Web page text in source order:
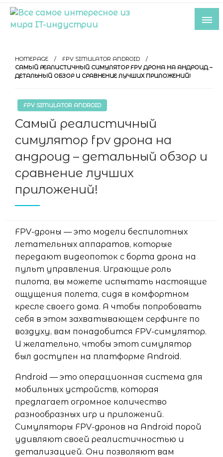
Skip
content
индустрии
HOMEPAGE
FPV SIMULATOR ANDROID
САМЫЙ РЕАЛИСТИЧНЫЙ СИМУЛЯТОР FPV ДРОНА НА АНДРОИД –
ДЕТАЛЬНЫЙ ОБЗОР И СРАВНЕНИЕ ЛУЧШИХ ПРИЛОЖЕНИЙ!
FPV SIMULATOR ANDROID
Самый реалистичный
симулятор fpv дрона на
андроид – детальный обзор и
сравнение лучших
приложений!
FPV-дроны — это модели беспилотных
летательных аппаратов, которые
передают видеопоток с борта дрона на
пульт управления. Играющие роль
пилота, вы можете испытать настоящие
ощущения полета, сидя в комфортном
кресле своего дома. А чтобы попробовать
себя в этом захватывающем серфинге по
воздуху, вам понадобится FPV-симулятор.
И желательно, чтобы этот симулятор
был доступен на платформе Android.
Android — это операционная система для
мобильных устройств, которая
предлагает огромное количество
разнообразных игр и приложений.
Симуляторы FPV-дронов на Android порой
удивляют своей реалистичностью и
детализацией. Они позволяют вам